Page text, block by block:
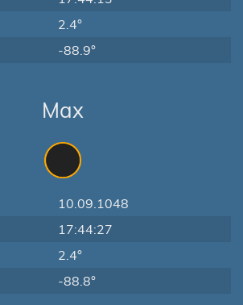
2.4°
-88.9°
Max
10.09.1048
17:44:27
2.4°
-88.8°